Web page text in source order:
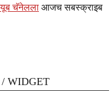
चॅनेलला आजच सबस्क्राइब
WIDGET